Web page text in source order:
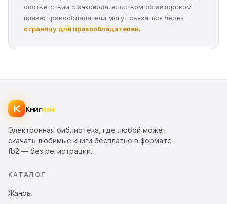
соответствии с законодательством об авторском
праве; правообладатели могут связаться через
страницу для правообладателей.
Книгизм
Электронная библиотека, где любой может
скачать любимые книги бесплатно в формате
fb2 — без регистрации.
КАТАЛОГ
Жанры